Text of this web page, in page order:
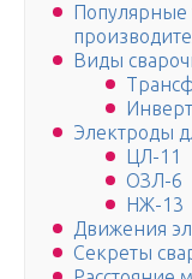
Виды
Электроды
ЦЛ-11
ОЗЛ-6
НЖ-13
Движения
Секреты